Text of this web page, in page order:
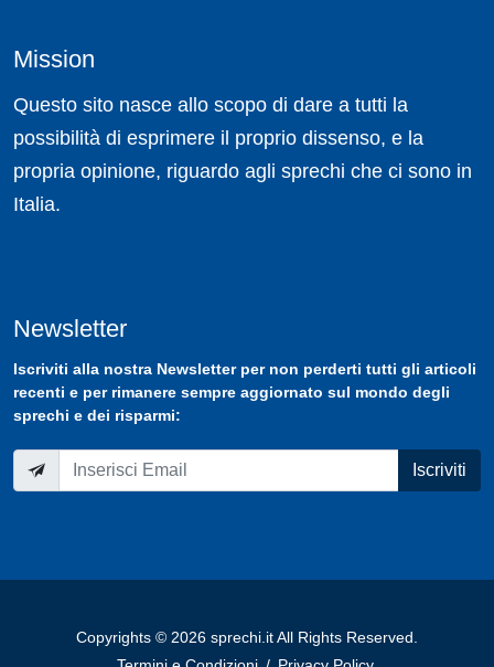
Mission
Questo sito nasce allo scopo di dare a tutti la
possibilità di esprimere il proprio dissenso, e la
propria opinione, riguardo agli sprechi che ci sono in
Italia.
Newsletter
Iscriviti alla nostra Newsletterper non perderti tutti gli articoli
recenti e per rimanere sempre aggiornato sul mondo degli
sprechi e dei risparmi:
Iscriviti
Copyrights © 2026 sprechi.it All Rights Reserved.